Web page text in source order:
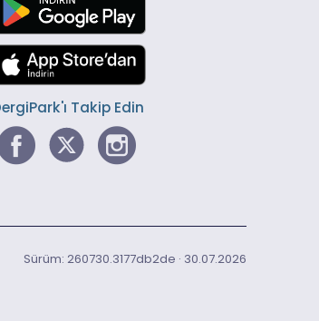
Takip Edin
Sürüm: 260730.3177db2de · 30.07.2026